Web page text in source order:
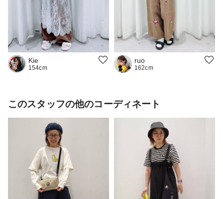
Kie
154cm
ruo
162cm
このスタッフの他のコーディネート